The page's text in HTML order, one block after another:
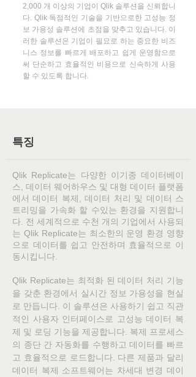
2,000 개 이상의 기업이 Qlik 솔루션을 신뢰합니
다. Qlik 독점적인 기술을 기반으로한 고성능 정
보 가용성 솔루션에 초점을 맞추고 있습니다. 이
러한 솔루션은 기업이 필요로 하는 중요한 비즈
니스 정보를 빠르게 배포하고 쉽게 운영함으로
써 단순하고 효율적인 비용으로 신속하게 사용
할 수 있도록 합니다.
특징
Qlik Replicate는 다양한 이기종 데이터베이
스, 데이터 웨어하우스 및 대형 데이터 플랫폼
에서 데이터 복제, 데이터 처리 및 데이터 스
트리밍을 가속화 할 수있는 환경을 지원합니
다. 전 세계적으로 수천 개의 기업에서 사용되
는 Qlik Replicate는 최소한의 운영 환경 영향
으로 데이터를 쉽고 안전하며 효율적으로 이
동시킵니다.
Qlik Replicate는 최적화 된 데이터 처리 기능
을 갖춘 환경에서 실시간 정보 가용성을 현실
로 만듭니다. 이 솔루션은 사용하기 쉽고 직관
적인 사용자 인터페이스로 고성능 데이터 복
제 및 로딩 기능을 제공합니다. 복제 프로세스
의 종단 간 자동화를 수행하고 데이터를 빠르
고 효율적으로 로드합니다. 다른 제품과 달리
데이터 복제 소프트웨어는 차세대 변경 데이